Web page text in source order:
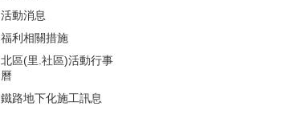
活動消息
福利相關措施
北區(里.社區)活動行事
曆
鐵路地下化施工訊息